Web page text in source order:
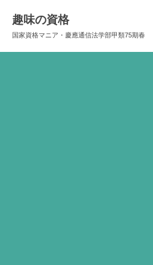
趣味の資格
国家資格マニア・慶應通信法学部甲類75期春